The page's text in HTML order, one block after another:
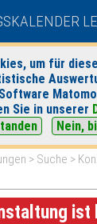
um für
Sie in unserer
Nein,
heute
> Suche >